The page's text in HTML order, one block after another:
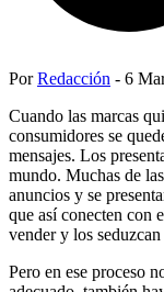
PorRedacción - 6
Cuando las marcas
consumidores se
mensajes. Los
mundo. Muchas de
anuncios y se
que así conecten con
vender y los
Pero en ese proceso